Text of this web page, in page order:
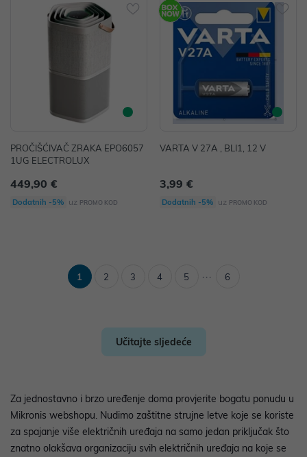
PROČIŠĆIVAČ ZRAKA EPO6057
1UG ELECTROLUX
449,90 €
Dodatnih -5% uz PROMO KOD
VARTA V 27A , BLI1, 12 V
3,99 €
Dodatnih -5% uz PROMO KOD
1 2 3 4 5 ... 6
Učitajte sljedeće
Za jednostavno i brzo uređenje doma provjerite bogatu ponudu u
Mikronis webshopu. Nudimo zaštitne strujne letve koje se koriste
za spajanje više električnih uređaja na samo jedan priključak što
znatno olakšava organizaciju svih električnih uređaja na koje se